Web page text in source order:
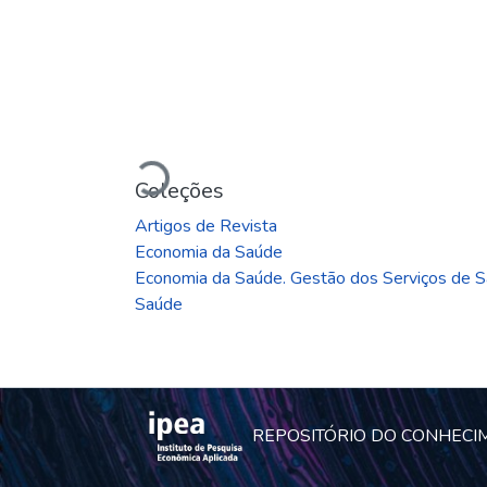
Carregando...
Coleções
Artigos de Revista
Economia da Saúde
Economia da Saúde. Gestão dos Serviços de
Saúde
REPOSITÓRIO DO